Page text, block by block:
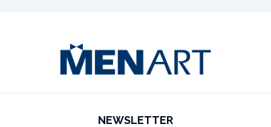
NEWSLETTER